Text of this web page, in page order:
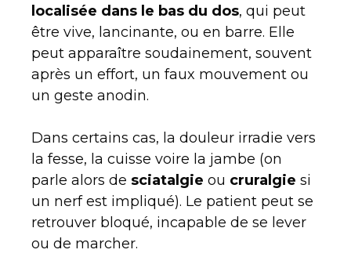
localisée dans le bas du dos, qui peut
être vive, lancinante, ou en barre. Elle
peut apparaître soudainement, souvent
après un effort, un faux mouvement ou
un geste anodin.
Dans certains cas, la douleur irradie vers
la fesse, la cuisse voire la jambe (on
parle alors de sciatalgie ou cruralgie si
un nerf est impliqué). Le patient peut se
retrouver bloqué, incapable de se lever
ou de marcher.